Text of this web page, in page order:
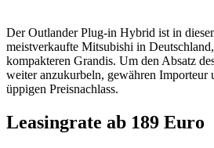
Der Outlander Plug-in Hybrid ist in
meistverkaufte Mitsubishi in
kompakteren Grandis. Um den Absatz
weiter anzukurbeln, gewähren Importeur
üppigen Preisnachlass.
Leasingrate ab 189 Euro